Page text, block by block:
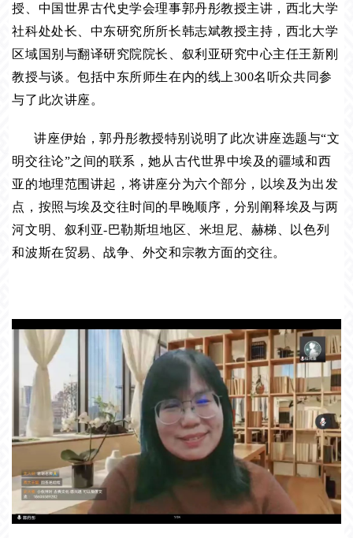
授、中国世界古代史学会理事郭丹彤教授主讲，西北大学
社科处处长、中东研究所所长韩志斌教授主持，西北大学
区域国别与翻译研究院院长、叙利亚研究中心主任王新刚
教授与谈。包括中东所师生在内的线上300名听众共同参
与了此次讲座。
讲座伊始，郭丹彤教授特别说明了此次讲座选题与“文
明交往论”之间的联系，她从古代世界中埃及的疆域和西
亚的地理范围讲起，将讲座分为六个部分，以埃及为出发
点，按照与埃及交往时间的早晚顺序，分别阐释埃及与两
河文明、叙利亚-巴勒斯坦地区、米坦尼、赫梯、以色列
和波斯在贸易、战争、外交和宗教方面的交往。